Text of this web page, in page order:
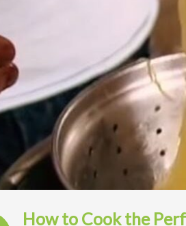
How to Cook the